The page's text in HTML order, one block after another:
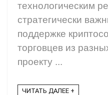
технологическим
стратегически
поддержке
торговцев из
проекту ...
ЧИТАТЬ ДАЛЕЕ +